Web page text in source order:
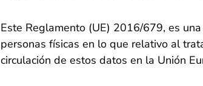
Este Reglamento (UE) 2016/679, es
personas físicas en lo que relativo al
circulación de estos datos en la Unión